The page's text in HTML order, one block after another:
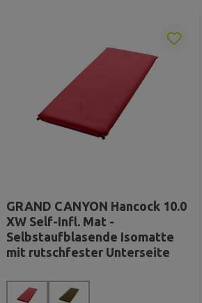
GRAND CANYON Hancock 10.0
XW Self-Infl. Mat -
Selbstaufblasende Isomatte
mit rutschfester Unterseite
Farbe auswählen